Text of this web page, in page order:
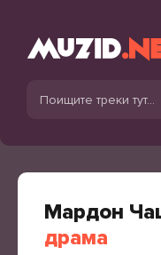
Мардон
драма